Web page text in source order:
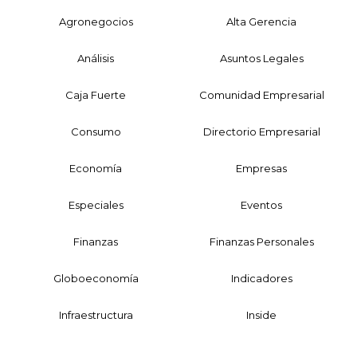
Agronegocios Alta Gerencia
Análisis Asuntos Legales
Caja Fuerte Comunidad Empresarial
Consumo Directorio Empresarial
Economía Empresas
Especiales Eventos
Finanzas Finanzas Personales
Globoeconomía Indicadores
Infraestructura Inside